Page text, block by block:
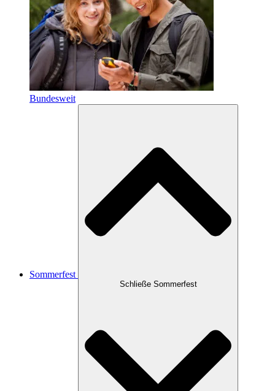
Bundesweit
Sommerfest
Schließe Sommerfest